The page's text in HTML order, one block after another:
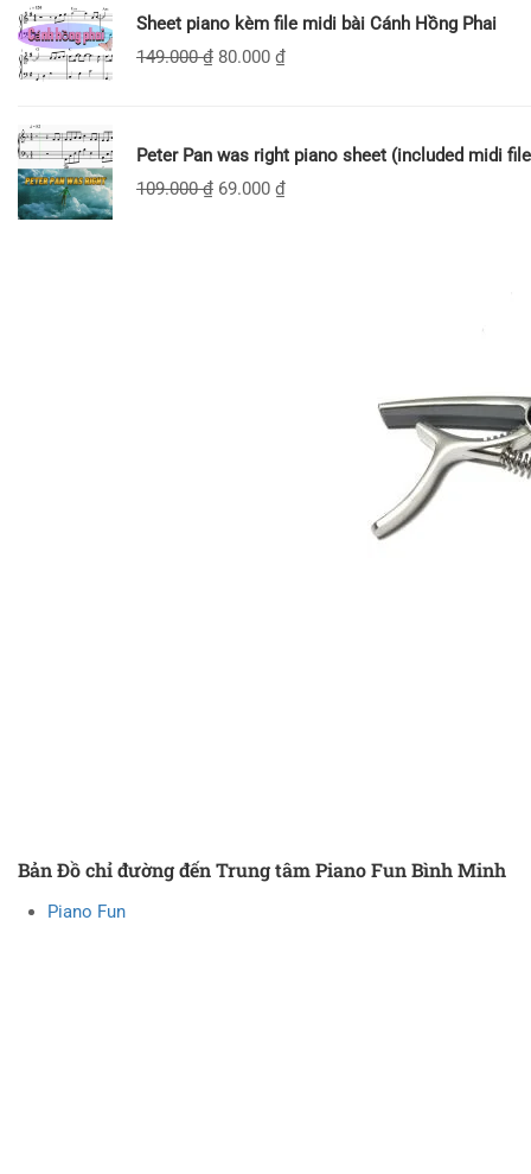
Sheet piano kèm file midi bài Cánh Hồng Phai
149.000₫ 80.000 ₫
Peter Pan was right piano sheet (included midi
109.000₫ 69.000 ₫
Bản Đồ chỉ đường đến Trung tâm Piano Fun Bình Minh
Piano Fun